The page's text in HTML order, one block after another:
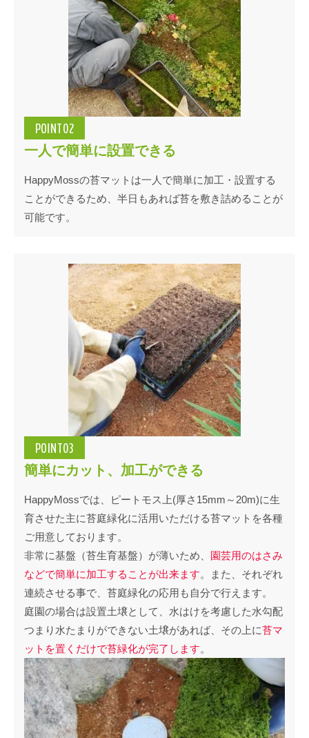
POINT02
一人で簡単に設置できる
HappyMossの苔マットは一人で簡単に加工・設置する
ことができるため、半日もあれば苔を敷き詰めることが
可能です。
POINT03
簡単にカット、加工ができる
HappyMossでは、ピートモス上(厚さ15mm～20m)に生
育させた主に苔庭緑化に活用いただける苔マットを各種
ご用意しております。
非常に基盤（苔生育基盤）が薄いため、 園芸用のはさみ
などで簡単に加工することが出来ます。また、それぞれ
連続させる事で、苔庭緑化の応用も自分で行えます。
庭園の場合は設置土壌として、水はけを考慮した水勾配
つまり水たまりができない土壌があれば、その上に苔マ
ットを置くだけで苔緑化が完了します。